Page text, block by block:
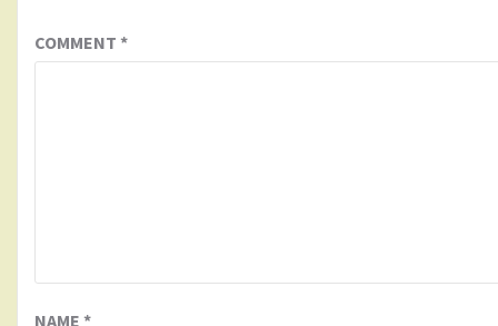
COMMENT *
NAME *